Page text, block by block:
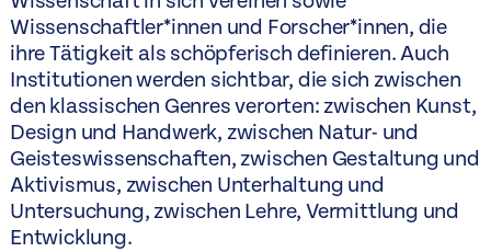
Wissenschaftler*innen und Forscher*innen, die
ihre Tätigkeit als schöpferisch definieren. Auch
Institutionen werden sichtbar, die sich zwischen
den klassischen Genres verorten: zwischen Kunst,
Design und Handwerk, zwischen Natur- und
Geisteswissenschaften, zwischen Gestaltung und
Aktivismus, zwischen Unterhaltung und
Untersuchung, zwischen Lehre, Vermittlung und
Entwicklung.